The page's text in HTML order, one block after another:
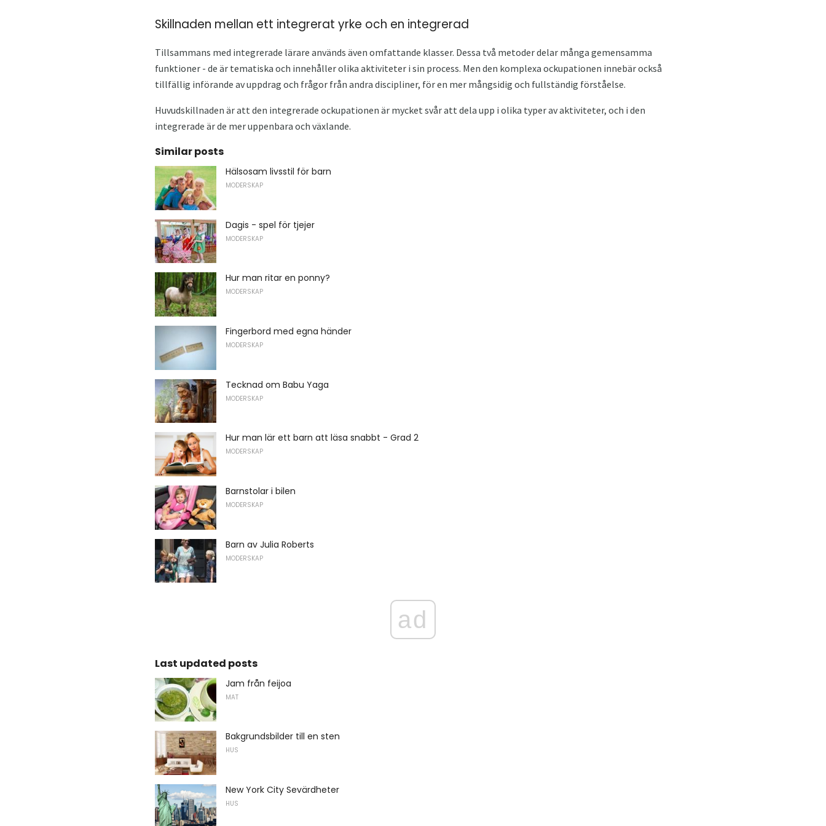
Skillnaden mellan ett integrerat yrke och en integrerad
Tillsammans med integrerade lärare används även omfattande klasser. Dessa två metoder delar många gemensamma
funktioner - de är tematiska och innehåller olika aktiviteter i sin process. Men den komplexa ockupationen innebär också
tillfällig införande av uppdrag och frågor från andra discipliner, för en mer mångsidig och fullständig förståelse.
Huvudskillnaden är att den integrerade ockupationen är mycket svår att dela upp i olika typer av aktiviteter, och i den
integrerade är de mer uppenbara och växlande.
Similar posts
Hälsosam livsstil för barn
MODERSKAP
Dagis - spel för tjejer
MODERSKAP
Hur man ritar en ponny?
MODERSKAP
Fingerbord med egna händer
MODERSKAP
Tecknad om Babu Yaga
MODERSKAP
Hur man lär ett barn att läsa snabbt - Grad 2
MODERSKAP
Barnstolar i bilen
MODERSKAP
Barn av Julia Roberts
MODERSKAP
ad
Last updated posts
Jam från feijoa
MAT
Bakgrundsbilder till en sten
HUS
New York City Sevärdheter
HUS